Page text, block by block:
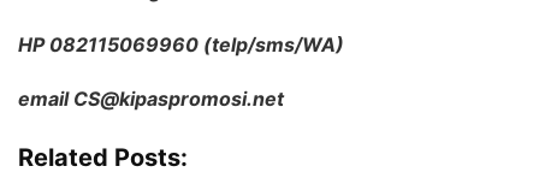
HP 082115069960 (telp/sms/WA)
email CS@kipaspromosi.net
Related Posts: